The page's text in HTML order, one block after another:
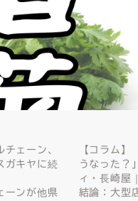
チェーン、
ガキヤに続
ーンが他県
【コラム】
うなった？
ィ・長崎屋
結論：大型